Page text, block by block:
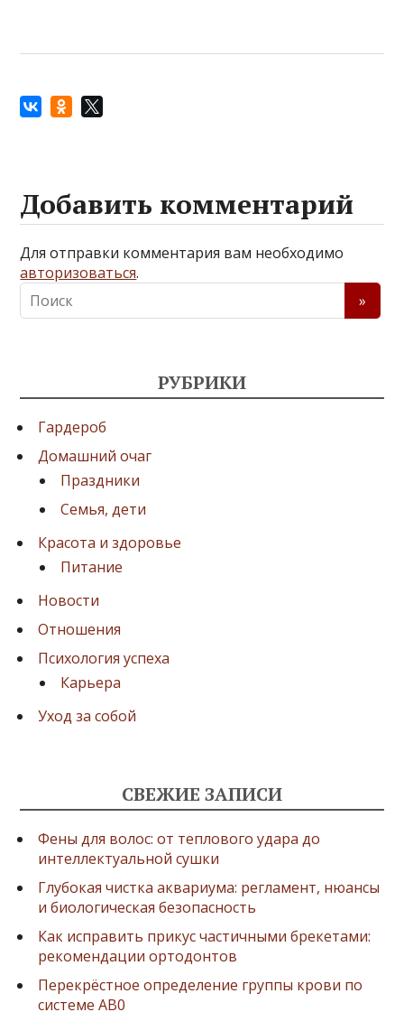
Добавить комментарий
Для отправки комментария вам необходимо
авторизоваться.
РУБРИКИ
Гардероб
Домашний очаг
Праздники
Семья, дети
Красота и здоровье
Питание
Новости
Отношения
Психология успеха
Карьера
Уход за собой
СВЕЖИЕ ЗАПИСИ
Фены для волос: от теплового удара до
интеллектуальной сушки
Глубокая чистка аквариума: регламент, нюансы
и биологическая безопасность
Как исправить прикус частичными брекетами:
рекомендации ортодонтов
Перекрёстное определение группы крови по
системе AB0